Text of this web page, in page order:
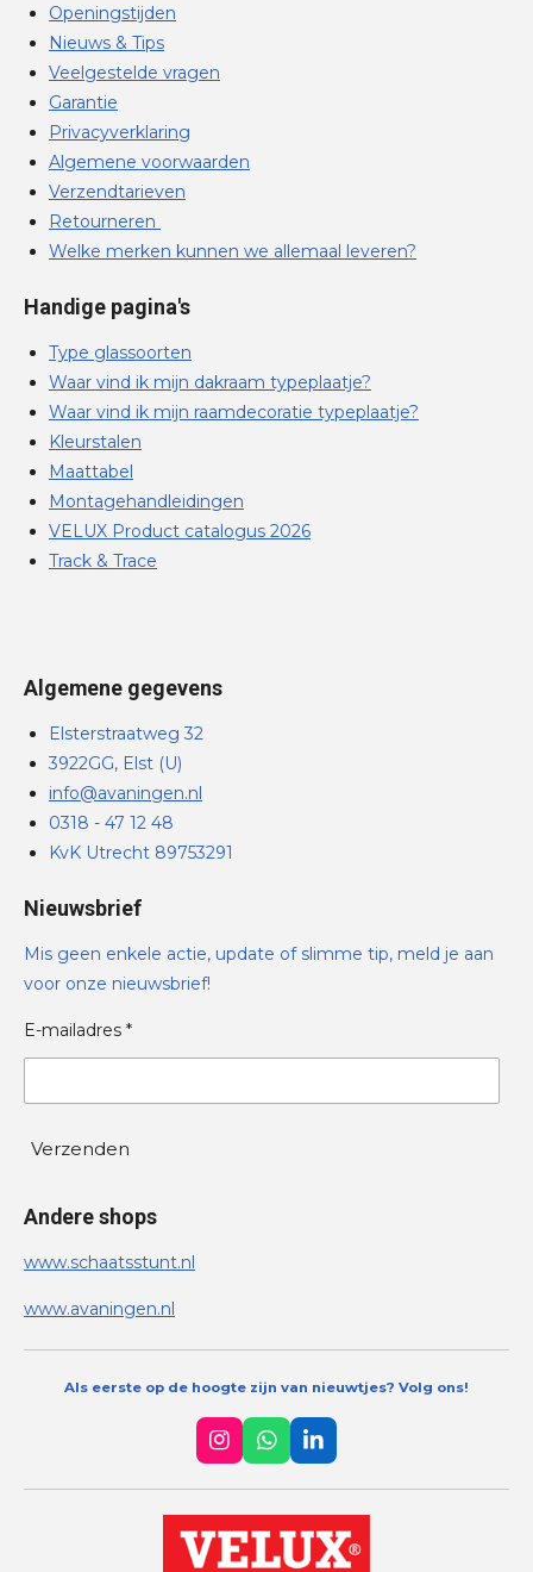
Openingstijden
Nieuws & Tips
Veelgestelde vragen
Garantie
Privacyverklaring
Algemene voorwaarden
Verzendtarieven
Retourneren
Welke merken kunnen we allemaal leveren?
Handige pagina's
Type glassoorten
Waar vind ik mijn dakraam typeplaatje?
Waar vind ik mijn raamdecoratie typeplaatje?
Kleurstalen
Maattabel
Montagehandleidingen
VELUX Product catalogus 2026
Track & Trace
Algemene gegevens
Elsterstraatweg 32
3922GG, Elst (U)
info@avaningen.nl
0318 - 47 12 48
KvK Utrecht 89753291
Nieuwsbrief
Mis geen enkele actie, update of slimme tip, meld je aan
voor onze nieuwsbrief!
E-mailadres *
Verzenden
Andere shops
www.schaatsstunt.nl
www.avaningen.nl
Als eerste op de hoogte zijn van nieuwtjes? Volg ons!
I
n
s
t
a
g
W
h
a
t
s
A
L
i
n
k
e
d